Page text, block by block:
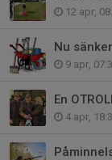
12 apr,
Nu
9 apr,
En
4 apr,